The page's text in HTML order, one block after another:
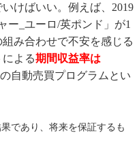
けばいい。例えば、2019
ー_ユーロ/英ポンド」が1
み合わせで不安を感じる
よる期間収益率は
自動売買プログラムとい
であり、将来を保証するも